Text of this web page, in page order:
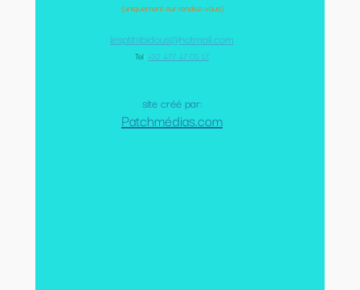
(uniquement sur rendez-vous)
lesptitsbidous@hotmail.com
Tel: +32 477 47 05 17
site créé par:
Patchmédias.com